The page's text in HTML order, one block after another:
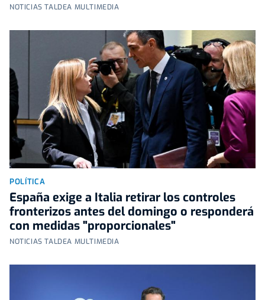
NOTICIAS TALDEA MULTIMEDIA
POLÍTICA
España exige a Italia retirar los controles
fronterizos antes del domingo o responderá
con medidas "proporcionales"
NOTICIAS TALDEA MULTIMEDIA